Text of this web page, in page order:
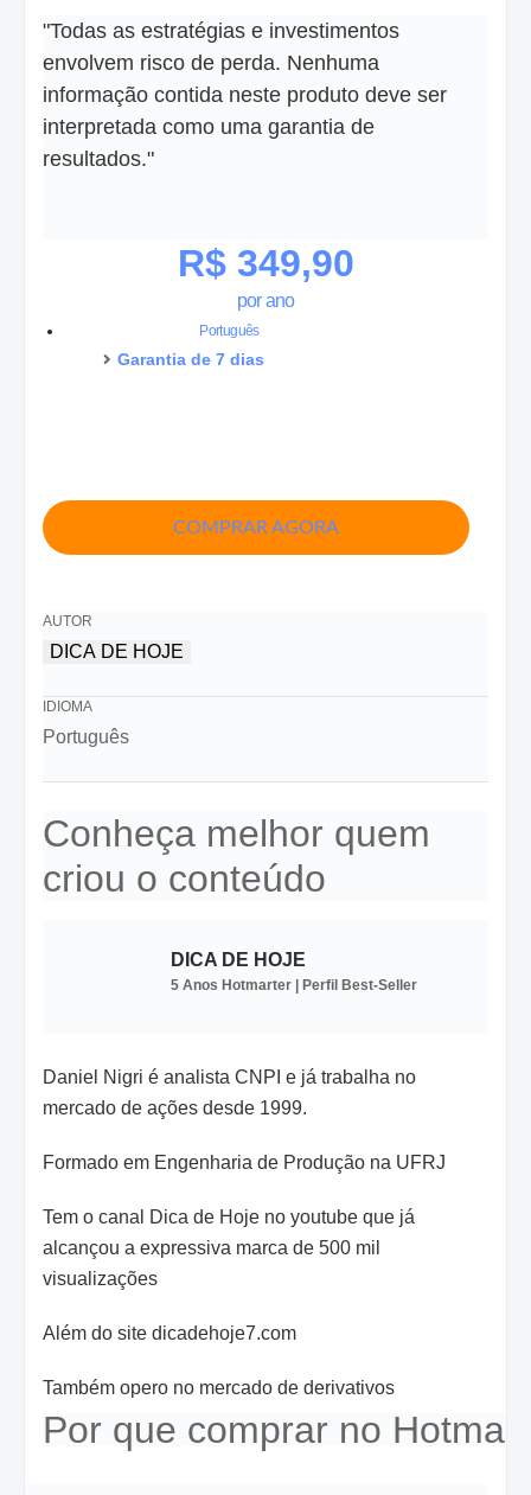
"Todas as estratégias e investimentos
envolvem risco de perda. Nenhuma
informação contida neste produto deve ser
interpretada como uma garantia de
resultados."
R$ 349,90
por ano
Português
Garantia de 7 dias
COMPRAR AGORA
AUTOR
DICA DE HOJE
IDIOMA
Português
Conheça melhor quem
criou o conteúdo
DICA DE HOJE
5 Anos Hotmarter | Perfil Best-Seller
Daniel Nigri é analista CNPI e já trabalha no
mercado de ações desde 1999.
Formado em Engenharia de Produção na UFRJ
Tem o canal Dica de Hoje no youtube que já
alcançou a expressiva marca de 500 mil
visualizações
Além do site dicadehoje7.com
Também opero no mercado de derivativos
Por que comprar no